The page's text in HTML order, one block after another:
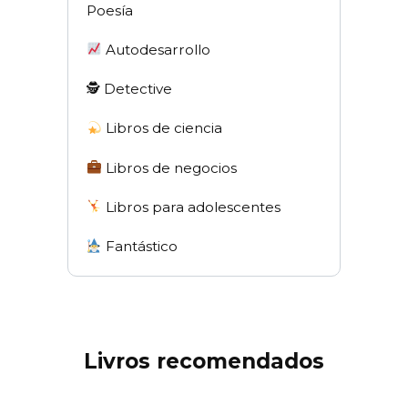
Poesía
Autodesarrollo
🕵 Detective
Libros de ciencia
Libros de negocios
Libros para adolescentes
Fantástico
Livros recomendados